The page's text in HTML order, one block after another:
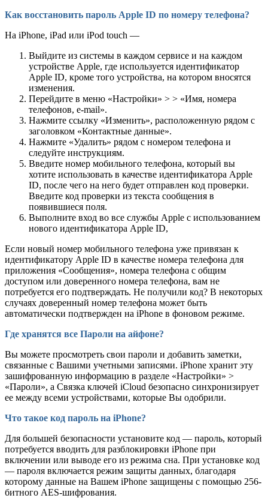
Как восстановить пароль Apple ID по номеру телефона?
На iPhone, iPad или iPod touch —
Выйдите из системы в каждом сервисе и на каждом
устройстве Apple, где используется идентификатор
Apple ID, кроме того устройства, на котором вносятся
изменения.
Перейдите в меню «Настройки» > > «Имя, номера
телефонов, e-mail».
Нажмите ссылку «Изменить», расположенную рядом с
заголовком «Контактные данные».
Нажмите «Удалить» рядом с номером телефона и
следуйте инструкциям.
Введите номер мобильного телефона, который вы
хотите использовать в качестве идентификатора Apple
ID, после чего на него будет отправлен код проверки.
Введите код проверки из текста сообщения в
появившиеся поля.
Выполните вход во все службы Apple с использованием
нового идентификатора Apple ID,
Если новый номер мобильного телефона уже привязан к
идентификатору Apple ID в качестве номера телефона для
приложения «Сообщения», номера телефона с общим
доступом или доверенного номера телефона, вам не
потребуется его подтверждать. Не получили код? В некоторых
случаях доверенный номер телефона может быть
автоматически подтвержден на iPhone в фоновом режиме.
Где хранятся все Пароли на айфоне?
Вы можете просмотреть свои пароли и добавить заметки,
связанные с Вашими учетными записями. iPhone хранит эту
зашифрованную информацию в разделе «Настройки» >
«Пароли», а Связка ключей iCloud безопасно синхронизирует
ее между всеми устройствами, которые Вы одобрили.
Что такое код пароль на iPhone?
Для большей безопасности установите код — пароль, который
потребуется вводить для разблокировки iPhone при
включении или выводе его из режима сна. При установке код
— пароля включается режим защиты данных, благодаря
которому данные на Вашем iPhone защищены с помощью 256-
битного AES-шифрования.